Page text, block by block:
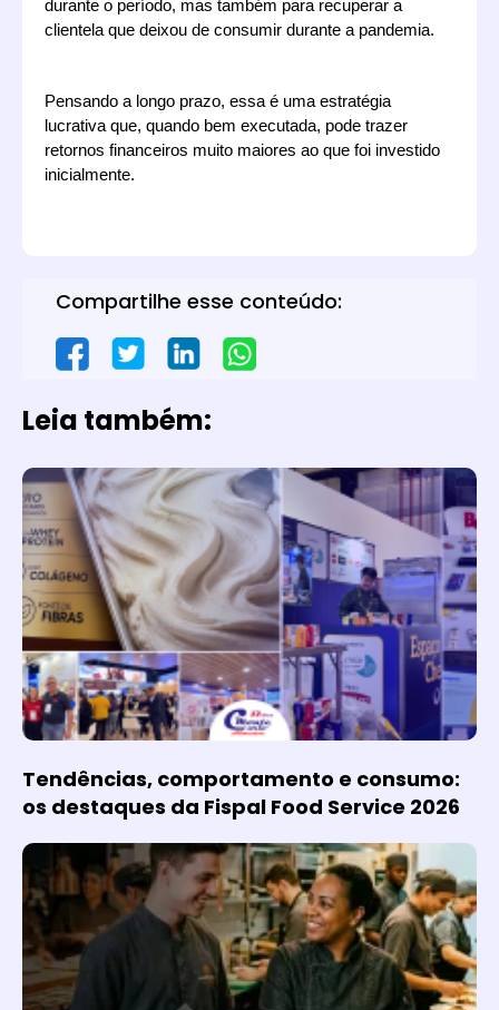
durante o período, mas também para recuperar a
clientela que deixou de consumir durante a pandemia.
Pensando a longo prazo, essa é uma estratégia
lucrativa que, quando bem executada, pode trazer
retornos financeiros muito maiores ao que foi investido
inicialmente.
Compartilhe esse conteúdo:
Leia também:
Tendências, comportamento e consumo:
os destaques da Fispal Food Service 2026